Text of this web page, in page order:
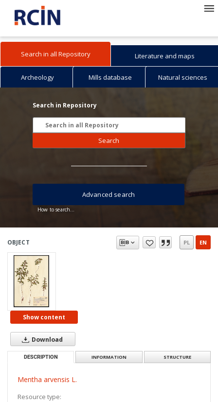
Search in all Repository Literature and maps
Archeology Mills database Natural sciences
Search in Repository
Search
How to search...
Advanced search
OBJECT PL EN
Show content
Download
DESCRIPTION INFORMATION STRUCTURE
Mentha arvensis L.
Resource type: